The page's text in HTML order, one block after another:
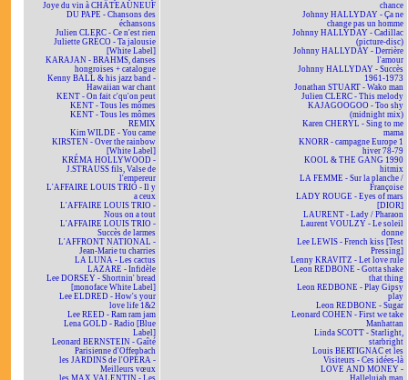
Joye du vin à CHÂTEAUNEUF
DU PAPE - Chansons des
échansons
Julien CLERC - Ce n'est rien
Juliette GRÉCO - Ta jalousie
[White Label]
KARAJAN - BRAHMS, danses
hongroises + catalogue
Kenny BALL & his jazz band -
Hawaiian war chant
KENT - On fait c'qu'on peut
KENT - Tous les mômes
KENT - Tous les mômes
REMIX
Kim WILDE - You came
KIRSTEN - Over the rainbow
[White Label]
KRÉMA HOLLYWOOD -
J.STRAUSS fils, Valse de
l'empereur
L'AFFAIRE LOUIS TRIO - Il y
a ceux
L'AFFAIRE LOUIS TRIO -
Nous on a tout
L'AFFAIRE LOUIS TRIO -
Succès de larmes
L'AFFRONT NATIONAL -
Jean-Marie tu charries
LA LUNA - Les cactus
LAZARE - Infidèle
Lee DORSEY - Shortnin' bread
[monoface White Label]
Lee ELDRED - How's your
love life 1&2
Lee REED - Ram ram jam
Lena GOLD - Radio [Blue
Label]
Leonard BERNSTEIN - Gaîté
Parisienne d'Offenbach
les JARDINS de l'OPÉRA -
Meilleurs vœux
les MAX VALENTIN - Les
chance
Johnny HALLYDAY - Ça ne
change pas un homme
Johnny HALLYDAY - Cadillac
(picture-disc)
Johnny HALLYDAY - Derrière
l'amour
Johnny HALLYDAY - Succès
1961-1973
Jonathan STUART - Wako man
Julien CLERC - This melody
KAJAGOOGOO - Too shy
(midnight mix)
Karen CHERYL - Sing to me
mama
KNORR - campagne Europe 1
hiver 78-79
KOOL & THE GANG 1990
hitmix
LA FEMME - Sur la planche /
Françoise
LADY ROUGE - Eyes of mars
[DIOR]
LAURENT - Lady / Pharaon
Laurent VOULZY - Le soleil
donne
Lee LEWIS - French kiss [Test
Pressing]
Lenny KRAVITZ - Let love rule
Leon REDBONE - Gotta shake
that thing
Leon REDBONE - Play Gipsy
play
Leon REDBONE - Sugar
Leonard COHEN - First we take
Manhattan
Linda SCOTT - Starlight,
starbright
Louis BERTIGNAC et les
Visiteurs - Ces idées-là
LOVE AND MONEY -
Halleluiah man